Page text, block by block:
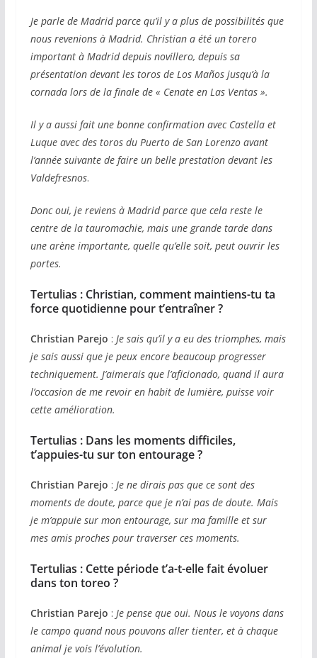
Je parle de Madrid parce qu’il y a plus de possibilités que
nous revenions à Madrid. Christian a été un torero
important à Madrid depuis novillero, depuis sa
présentation devant les toros de Los Maños jusqu’à la
cornada lors de la finale de « Cenate en Las Ventas ».
Il y a aussi fait une bonne confirmation avec Castella et
Luque avec des toros du Puerto de San Lorenzo avant
l’année suivante de faire un belle prestation devant les
Valdefresnos.
Donc oui, je reviens à Madrid parce que cela reste le
centre de la tauromachie, mais une grande tarde dans
une arène importante, quelle qu’elle soit, peut ouvrir les
portes.
Tertulias : Christian, comment maintiens-tu ta
force quotidienne pour t’entraîner ?
Christian Parejo : Je sais qu’il y a eu des triomphes, mais
je sais aussi que je peux encore beaucoup progresser
techniquement. J’aimerais que l’aficionado, quand il aura
l’occasion de me revoir en habit de lumière, puisse voir
cette amélioration.
Tertulias : Dans les moments difficiles,
t’appuies-tu sur ton entourage ?
Christian Parejo : Je ne dirais pas que ce sont des
moments de doute, parce que je n’ai pas de doute. Mais
je m’appuie sur mon entourage, sur ma famille et sur
mes amis proches pour traverser ces moments.
Tertulias : Cette période t’a-t-elle fait évoluer
dans ton toreo ?
Christian Parejo : Je pense que oui. Nous le voyons dans
le campo quand nous pouvons aller tienter, et à chaque
animal je vois l’évolution.